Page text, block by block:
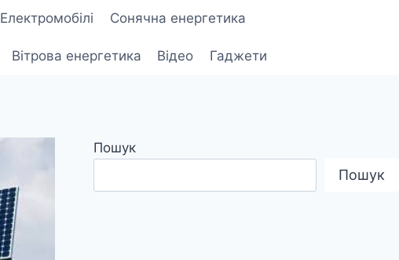
Електромобілі Сонячна енергетика
Вітрова енергетика Відео Гаджети
Пошук
Пошук